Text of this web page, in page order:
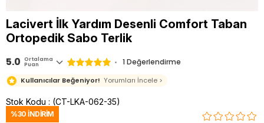
Lacivert İlk Yardım Desenli Comfort Taban
Ortopedik Sabo Terlik
5.0 Ortalama
Puan 1 Değerlendirme
Kullanıcılar Beğeniyor! Yorumları İncele >
Stok Kodu (CT-LKA-062-35)
%30 İNDIRIM